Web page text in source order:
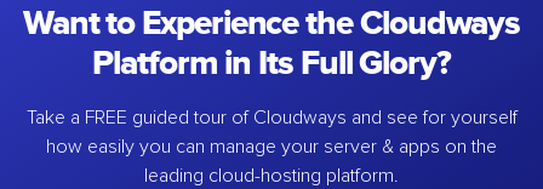
Want to Experience the Cloudways
Platform in Its Full Glory?
Take a FREE guided tour of Cloudways and see for yourself
how easily you can manage your server & apps on the
leading cloud-hosting platform.